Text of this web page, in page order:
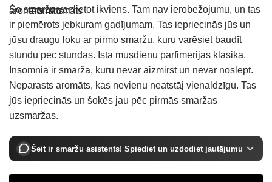
Šo smaržu var lietot ikviens. Tam nav ierobežojumu, un tas
ir piemērots jebkuram gadījumam. Tas iepriecinās jūs un
jūsu draugu loku ar pirmo smaržu, kuru varēsiet baudīt
stundu pēc stundas. Īsta mūsdienu parfimērijas klasika.
Insomnia ir smarža, kuru nevar aizmirst un nevar noslēpt.
Neparasts aromāts, kas nevienu neatstāj vienaldzīgu. Tas
jūs iepriecinās un šokēs jau pēc pirmās smaržas
uzsmaržas.
Šeit ir smaržu asistents! Spiediet un uzdodiet jautājumu